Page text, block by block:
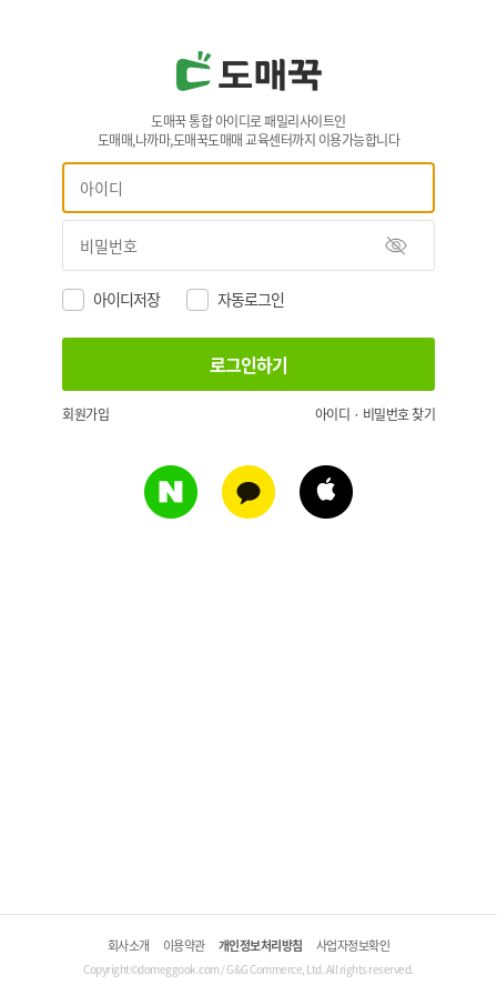
도매꾹 통합 아이디로 패밀리사이트인
도매매,나까마,도매꾹도매매 교육센터까지 이용가능합니다
아이디저장 자동로그인
회원가입 아이디 · 비밀번호 찾기
회사소개 이용약관 개인정보처리방침 사업자정보확인
Copyright©domeggook.com / G&G Commerce, Ltd. All rights reserved.